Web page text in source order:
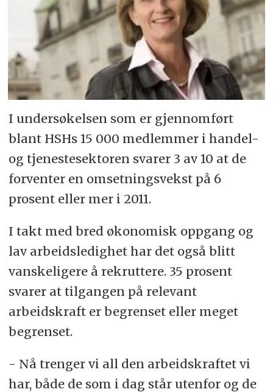
I undersøkelsen som er gjennomført
blant HSHs 15 000 medlemmer i handel-
og tjenestesektoren svarer 3 av 10 at de
forventer en omsetningsvekst på 6
prosent eller mer i 2011.
I takt med bred økonomisk oppgang og
lav arbeidsledighet har det også blitt
vanskeligere å rekruttere. 35 prosent
svarer at tilgangen på relevant
arbeidskraft er begrenset eller meget
begrenset.
- Nå trenger vi all den arbeidskraftet vi
har, både de som i dag står utenfor og de